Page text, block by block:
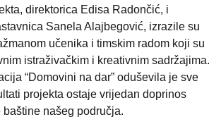
direktorica Edisa Radončić, i
Sanela Alajbegović, izrazile su
učenika i timskim radom koji su
istraživačkim i kreativnim sadržajima.
“Domovini na dar” oduševila je sve
projekta ostaje vrijedan doprinos
našeg područja.